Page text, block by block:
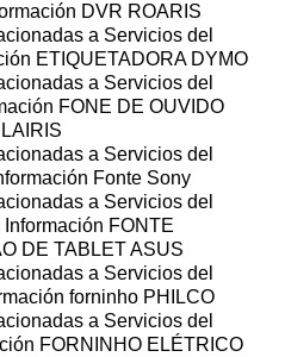
DVR ROARIS
a Servicios del
ETIQUETADORA DYMO
a Servicios del
FONE DE OUVIDO
a Servicios del
Fonte Sony
a Servicios del
FONTE
DE TABLET ASUS
a Servicios del
forninho PHILCO
a Servicios del
FORNINHO ELÉTRICO